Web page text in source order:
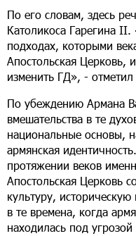
По его словам, здесь
Католикоса Гарегина
подходах, которыми
Апостольская Церковь,
изменить ГД», -
По убеждению Армана
вмешательства в те
национальные основы,
армянская
протяжении веков
Апостольская Церковь
культуру,
в те времена, когда
находилась под